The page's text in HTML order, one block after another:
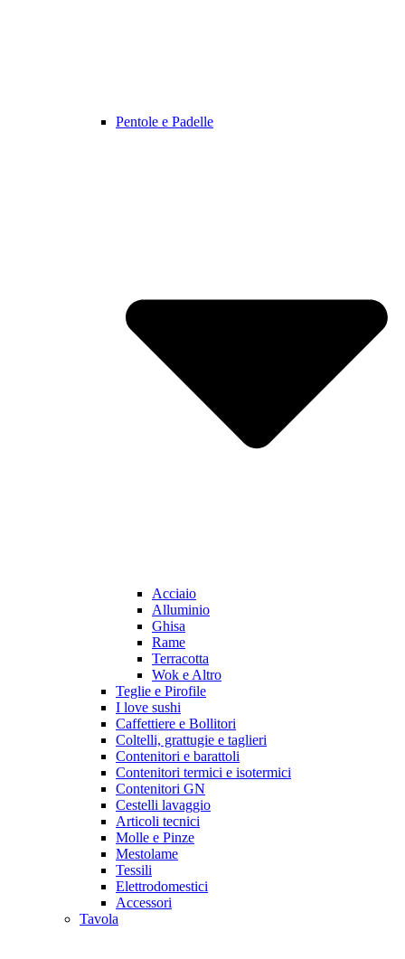
Pentole e Padelle
Acciaio
Alluminio
Ghisa
Rame
Terracotta
Wok e Altro
Teglie e Pirofile
I love sushi
Caffettiere e Bollitori
Coltelli, grattugie e taglieri
Contenitori e barattoli
Contenitori termici e isotermici
Contenitori GN
Cestelli lavaggio
Articoli tecnici
Molle e Pinze
Mestolame
Tessili
Elettrodomestici
Accessori
Tavola